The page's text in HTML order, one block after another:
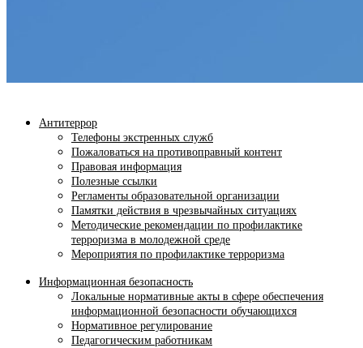
Антитеррор
Телефоны экстренных служб
Пожаловаться на противоправный контент
Правовая информация
Полезные ссылки
Регламенты образовательной организации
Памятки действия в чрезвычайных ситуациях
Методические рекомендации по профилактике
терроризма в молодежной среде
Мероприятия по профилактике терроризма
Информационная безопасность
Локальные нормативные акты в сфере обеспечения
информационной безопасности обучающихся
Нормативное регулирование
Педагогическим работникам